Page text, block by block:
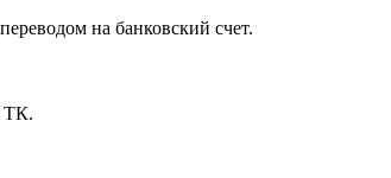
на банковский счет.
ТК.